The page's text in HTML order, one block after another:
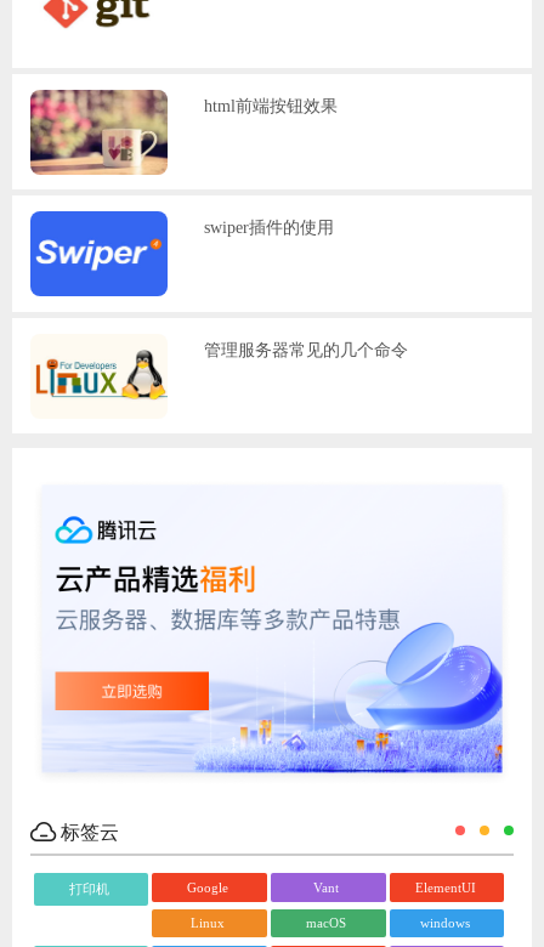
html前端按钮效果
swiper插件的使用
管理服务器常见的几个命令
标签云
打印机 Google Vant ElementUI
Linux macOS windows